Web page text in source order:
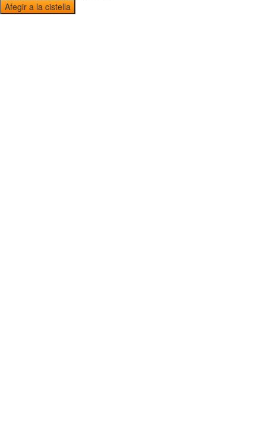
Afegir a la cistella